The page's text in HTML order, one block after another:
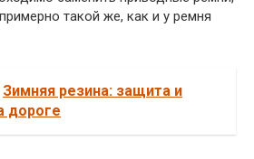
такой же, как и у ремня
Зимняя резина: защита и
дороге